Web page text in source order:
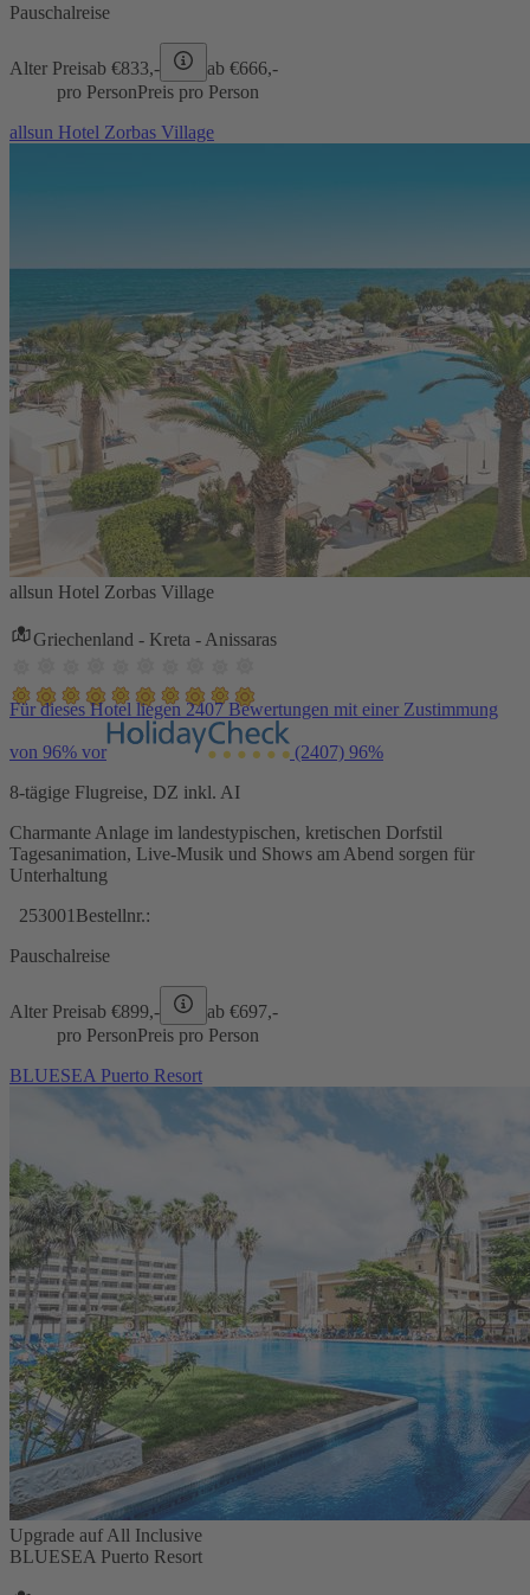
Pauschalreise
Alter Preisab €833,- ab €666,-
pro PersonPreis pro Person
allsun Hotel Zorbas Village
allsun Hotel Zorbas Village
Griechenland - Kreta - Anissaras
Für dieses Hotel liegen 2407 Bewertungen mit einer Zustimmung
von 96% vor (2407) 96%
8-tägige Flugreise, DZ inkl. AI
Charmante Anlage im landestypischen, kretischen Dorfstil
Tagesanimation, Live-Musik und Shows am Abend sorgen für
Unterhaltung
253001 Bestellnr.:
Pauschalreise
Alter Preisab €899,- ab €697,-
pro PersonPreis pro Person
BLUESEA Puerto Resort
Upgrade auf All Inclusive
BLUESEA Puerto Resort